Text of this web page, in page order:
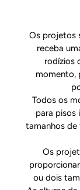
Os projetos
receba
rodízios
momento,
Todos os
para pisos
tamanhos de
Os
ou dois